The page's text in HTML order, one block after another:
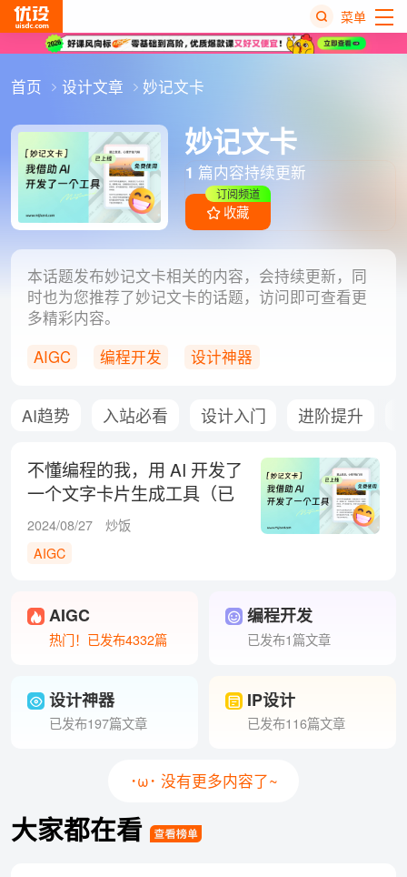
菜单
首页 设计文章 妙记文卡
妙记文卡
1 篇内容持续更新
收藏
订阅频道
本话题发布妙记文卡相关的内容，会持续更新，同
时也为您推荐了妙记文卡的话题，访问即可查看更
多精彩内容。
AIGC
编程开发 设计神器
AI趋势 入站必看 设计入门 进阶提升
不懂编程的我，用 AI 开发了
一个文字卡片生成工具（已
上线免费用）
2024/08/27
炒饭
AIGC
AIGC
热门！已发布4332篇
编程开发
已发布1篇文章
设计神器
已发布197篇文章
IP设计
已发布116篇文章
･ω･ 没有更多内容了~
大家都在看